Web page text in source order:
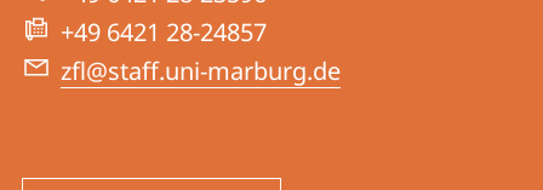
Website
Lehrkräftebildung
+49 6421 28-24857
zfl@staff.uni-marburg.de